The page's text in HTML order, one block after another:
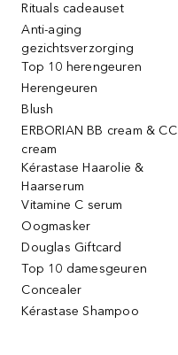
Rituals cadeauset
Anti-aging
gezichtsverzorging
Top 10 herengeuren
Herengeuren
Blush
ERBORIAN BB cream & CC
cream
Kérastase Haarolie &
Haarserum
Vitamine C serum
Oogmasker
Douglas Giftcard
Top 10 damesgeuren
Concealer
Kérastase Shampoo